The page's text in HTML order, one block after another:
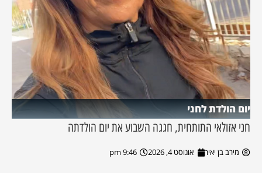
יום הולדת לחני
חני אזולאי התותחית, חגגה השבוע את יום הולדתה
מירב בן יאיר אוגוסט 4, 2026 9:46 pm